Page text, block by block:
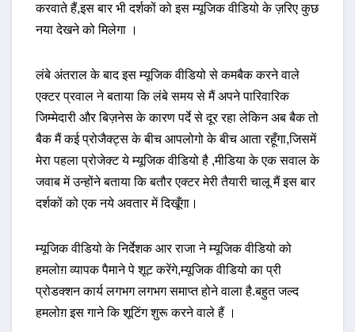
करवाते हैं,इस बार भी दर्शकों को इस म्यूजिक वीडियो के ज़रिए कुछ
नया देखने को मिलेगा ।
लंबे अंतराल के बाद इस म्यूजिक वीडियो से कमबैक करने वाले
एक्टर प्रवाल ने बताया कि लंबे समय से मैं अपने पारिवारिक
जिम्मेदारी और बिज़नेस के कारण पर्दे से दूर रहा लेकिन अब बैक तो
बैक मैं कई प्रोजैक्ट्स के बीच आपलोगो के बीच आता रहूँगा,जिसमें
मेरा पहला प्रोजेक्ट ये म्यूजिक वीडियो है ,मीडिया के एक सवाल के
जवाब में उन्होंने बताया कि बतौर एक्टर मेरी तैयारी चालू मैं इस बार
दर्शकों को एक नये अवतार में दिखूँगा।
म्यूजिक वीडियो के निर्देशक आर राजा ने म्यूजिक वीडियो को
हमलोग़ व्यापक पैमाने पे शूट करेंगे,म्यूजिक वीडियो का प्री
प्रोडक्शन कार्य लगभग लगभग समाप्त होने वाला है.बहुत जल्द
हमलोग़ इस गाने कि शूटिंग शुरू करने वाले हैं ।